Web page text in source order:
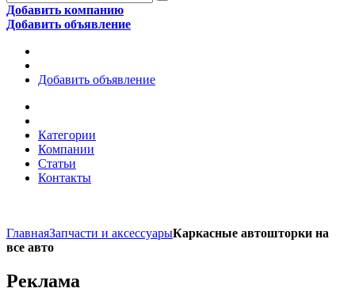
Добавить компанию
Добавить объявление
Добавить объявление
Категории
Компании
Статьи
Контакты
ГлавнаяЗапчасти и аксессуарыКаркасные автошторки на
все авто
Реклама